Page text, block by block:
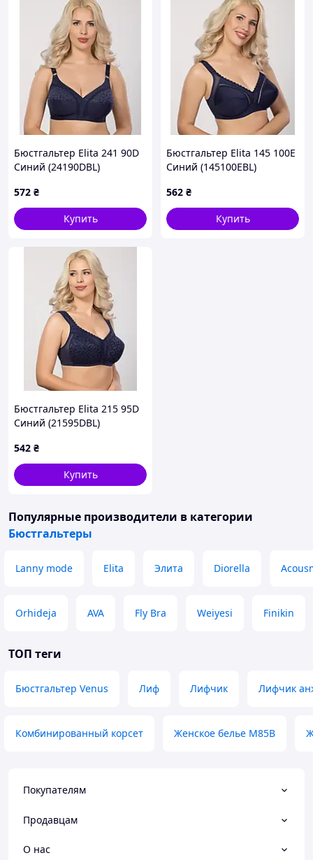
Бюстгальтер Elita 241 90D
Синий (24190DBL)
572 ₴
Купить
Бюстгальтер Elita 145 100E
Синий (145100EBL)
562 ₴
Купить
Бюстгальтер Elita 215 95D
Синий (21595DBL)
542 ₴
Купить
Популярные производители в категории
Бюстгальтеры
Lanny mode Elita Элита Diorella
Orhideja AVA Fly Bra Weiyesi Finikin
ТОП теги
Бюстгальтер Venus Лиф Лифчик Лифчик
Комбинированный корсет Женское белье M85B
Покупателям
Продавцам
О нас